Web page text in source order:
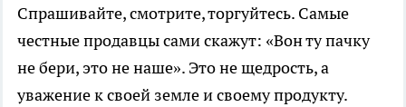
Спрашивайте, смотрите, торгуйтесь. Самые
честные продавцы сами скажут: «Вон ту пачку
не бери, это не наше». Это не щедрость, а
уважение к своей земле и своему продукту.